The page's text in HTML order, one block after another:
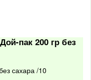
пак 200 гр без
сахара /10